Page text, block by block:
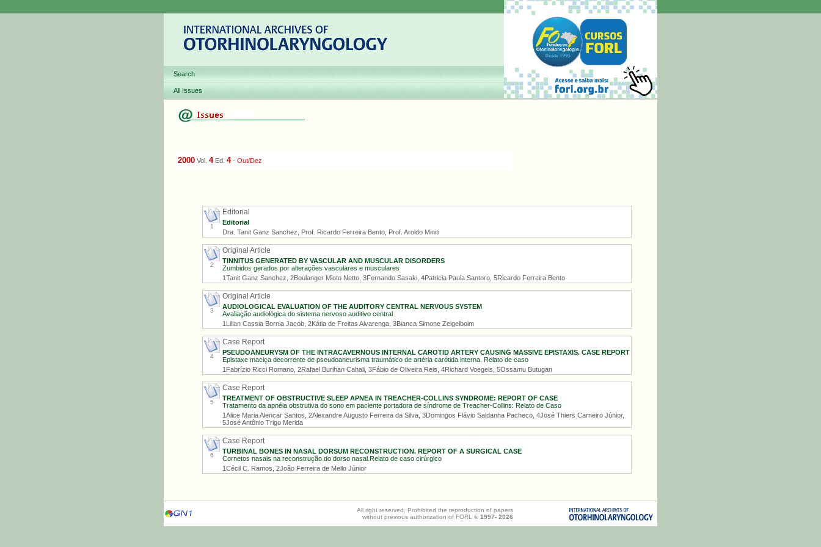
Search
All Issues
2000 Vol. 4Ed. 4- Out/Dez
1
Editorial
Editorial
Dra. Tanit Ganz Sanchez, Prof. Ricardo Ferreira Bento, Prof. Aroldo Miniti
2
Original Article
TINNITUS GENERATED BY VASCULAR AND MUSCULAR DISORDERS
Zumbidos gerados por alterações vasculares e musculares
1Tanit Ganz Sanchez, 2Boulanger Mioto Netto, 3Fernando Sasaki, 4Patricia Paula Santoro, 5Ricardo Ferreira Bento
3
Original Article
AUDIOLOGICAL EVALUATION OF THE AUDITORY CENTRAL NERVOUS SYSTEM
Avaliação audiológica do sistema nervoso auditivo central
1Lilian Cassia Bornia Jacob, 2Kátia de Freitas Alvarenga, 3Bianca Simone Zeigelboim
4
Case Report
PSEUDOANEURYSM OF THE INTRACAVERNOUS INTERNAL CAROTID ARTERY CAUSING MASSIVE EPISTAXIS. CASE REPORT
Epistaxe maciça decorrente de pseudoaneurisma traumático de artéria carótida interna. Relato de caso
1Fabrízio Ricci Romano, 2Rafael Burihan Cahali, 3Fábio de Oliveira Reis, 4Richard Voegels, 5Ossamu Butugan
5
Case Report
TREATMENT OF OBSTRUCTIVE SLEEP APNEA IN TREACHER-COLLINS SYNDROME: REPORT OF CASE
Tratamento da apnéia obstrutiva do sono em paciente portadora de síndrome de Treacher-Collins: Relato de Caso
1Alice Maria Alencar Santos, 2Alexandre Augusto Ferreira da Silva, 3Domingos Flávio Saldanha Pacheco, 4José Thiers Carneiro Júnior,
5José Antônio Trigo Merida
6
Case Report
TURBINAL BONES IN NASAL DORSUM RECONSTRUCTION. REPORT OF A SURGICAL CASE
Cornetos nasais na reconstrução do dorso nasal.Relato de caso cirúrgico
1Cécil C. Ramos, 2João Ferreira de Mello Júnior
All right reserved. Prohibited the reproduction of papers
without previous authorization of FORL © 1997- 2026